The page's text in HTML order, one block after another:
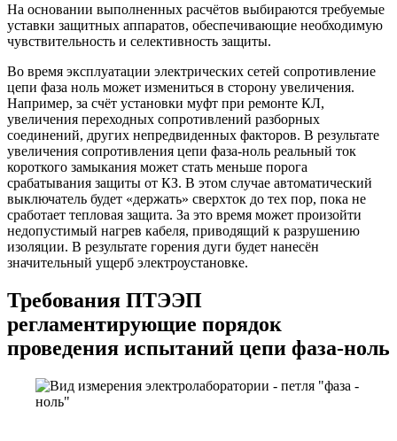
На основании выполненных расчётов выбираются требуемые
уставки защитных аппаратов, обеспечивающие необходимую
чувствительность и селективность защиты.
Во время эксплуатации электрических сетей сопротивление
цепи фаза ноль может измениться в сторону увеличения.
Например, за счёт установки муфт при ремонте КЛ,
увеличения переходных сопротивлений разборных
соединений, других непредвиденных факторов. В результате
увеличения сопротивления цепи фаза-ноль реальный ток
короткого замыкания может стать меньше порога
срабатывания защиты от КЗ. В этом случае автоматический
выключатель будет «держать» сверхток до тех пор, пока не
сработает тепловая защита. За это время может произойти
недопустимый нагрев кабеля, приводящий к разрушению
изоляции. В результате горения дуги будет нанесён
значительный ущерб электроустановке.
Требования ПТЭЭП
регламентирующие порядок
проведения испытаний цепи фаза-ноль